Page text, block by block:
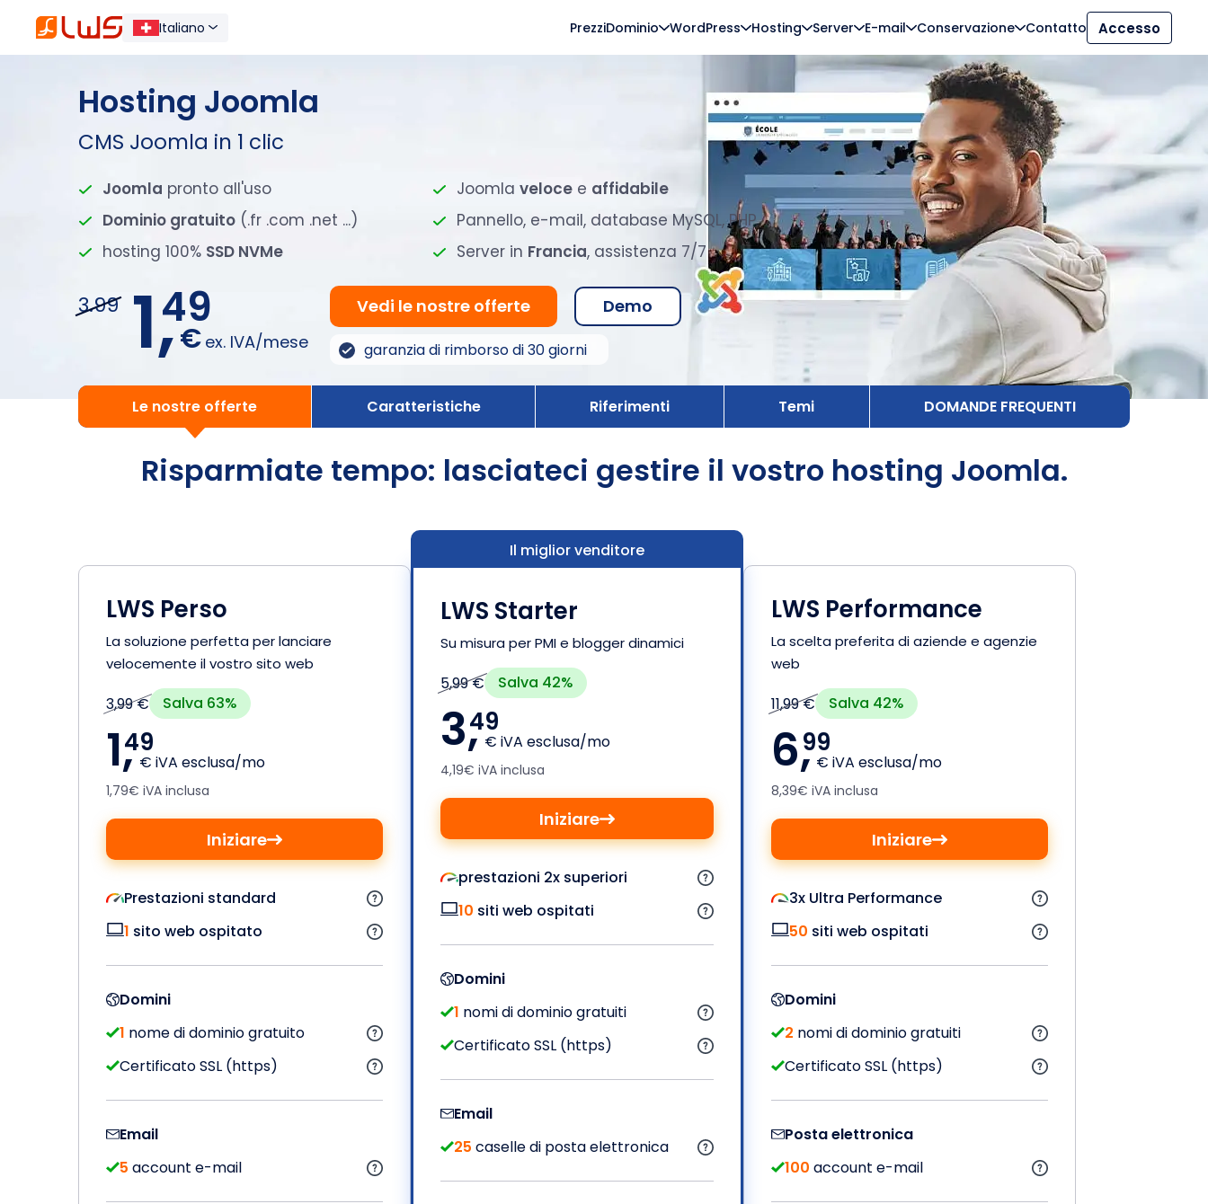
Italiano PrezziDominio WordPress Hosting Server E-mail Conservazione Contatto Accesso
Hosting Joomla
CMS Joomla in 1 clic
Joomla pronto all'uso Joomlaveloce e affidabile
Dominio gratuito (.fr .com .net ...)
Pannello, e-mail, database MySQL, PHP
hosting 100% SSD NVMe Server in Francia, assistenza 7/7
3.99 1,49
€ ex. IVA/mese
Vedi le nostre offerte Demo
garanzia di rimborso di 30 giorni
Le nostre offerte Caratteristiche Riferimenti Temi DOMANDE FREQUENTI
Risparmiate tempo: lasciateci gestire il vostro hosting Joomla.
LWS Perso
La soluzione perfetta per lanciare
velocemente il vostro sito web
3,99 € Salva 63%
1,49
€ iVA esclusa/mo
1,79€ iVA inclusa
Iniziare
Prestazioni standard
1 sito web ospitato
Domini
1 nome di dominio gratuito
Certificato SSL (https)
Email
5 account e-mail
Il miglior venditore
LWS Starter
Su misura per PMI e blogger dinamici
5,99 € Salva 42%
3,49
€ iVA esclusa/mo
4,19€ iVA inclusa
Iniziare
prestazioni 2x superiori
10 siti web ospitati
Domini
1 nomi di dominio gratuiti
Certificato SSL (https)
Email
25 caselle di posta elettronica
LWS Performance
La scelta preferita di aziende e agenzie
web
11,99 € Salva 42%
6,99
€ iVA esclusa/mo
8,39€ iVA inclusa
Iniziare
3x Ultra Performance
50 siti web ospitati
Domini
2 nomi di dominio gratuiti
Certificato SSL (https)
Posta elettronica
100 account e-mail